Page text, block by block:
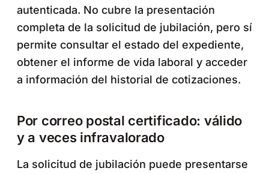
autenticada. No cubre la presentación
completa de la solicitud de jubilación, pero sí
permite consultar el estado del expediente,
obtener el informe de vida laboral y acceder
a información del historial de cotizaciones.
Por correo postal certificado: válido
y a veces infravalorado
La solicitud de jubilación puede presentarse